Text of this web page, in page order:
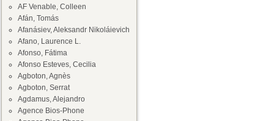
AF Venable, Colleen
Afán, Tomás
Afanásiev, Aleksandr Nikoláievich
Afano, Laurence L.
Afonso, Fátima
Afonso Esteves, Cecilia
Agboton, Agnès
Agboton, Serrat
Agdamus, Alejandro
Agence Bios-Phone